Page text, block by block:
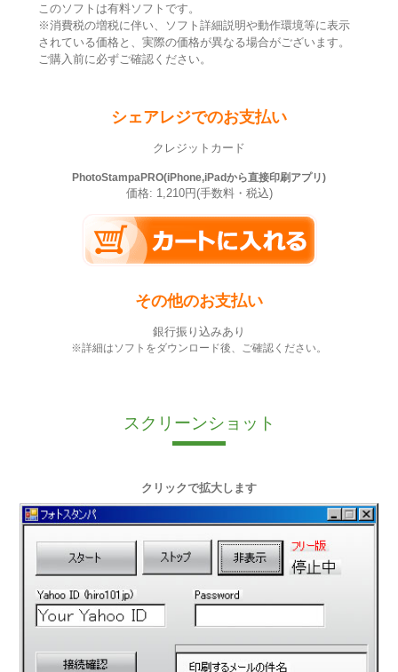
このソフトは有料ソフトです。
※消費税の増税に伴い、ソフト詳細説明や動作環境等に表示
されている価格と、実際の価格が異なる場合がございます。
ご購入前に必ずご確認ください。
シェアレジでのお支払い
クレジットカード
PhotoStampaPRO(iPhone,iPadから直接印刷アプリ)
価格: 1,210円(手数料・税込)
その他のお支払い
銀行振り込みあり
※詳細はソフトをダウンロード後、ご確認ください。
スクリーンショット
クリックで拡大します